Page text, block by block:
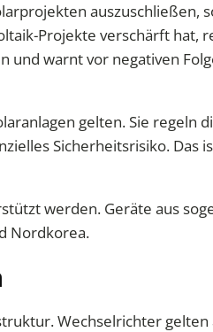
auszuschließen,
Projekte verschärft hat,
und warnt vor negativen
gelten. Sie regeln
Sicherheitsrisiko. Das
werden. Geräte aus
Nordkorea.
Wechselrichter